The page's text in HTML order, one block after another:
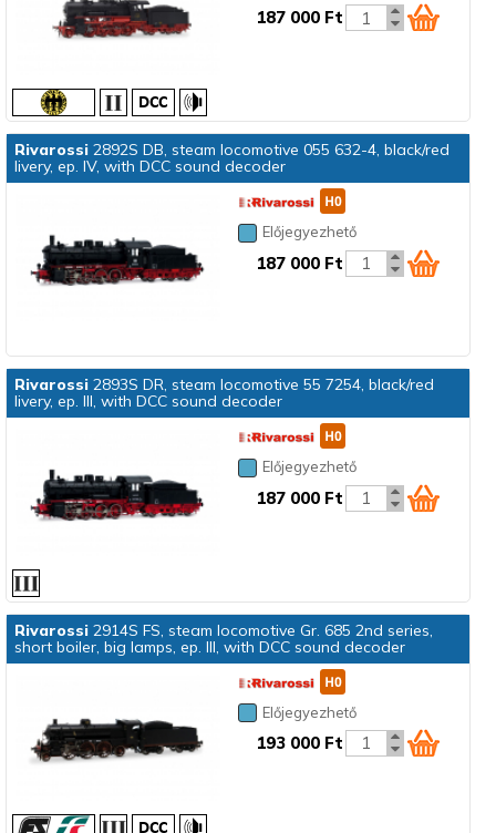
187 000 Ft
Rivarossi2892S DB, steam locomotive 055 632-4, black/red
livery, ep. IV, with DCC sound decoder
Előjegyezhető
187 000 Ft
Rivarossi2893S DR, steam locomotive 55 7254, black/red
livery, ep. III, with DCC sound decoder
Előjegyezhető
187 000 Ft
Rivarossi2914S FS, steam locomotive Gr. 685 2nd series,
short boiler, big lamps, ep. III, with DCC sound decoder
Előjegyezhető
193 000 Ft